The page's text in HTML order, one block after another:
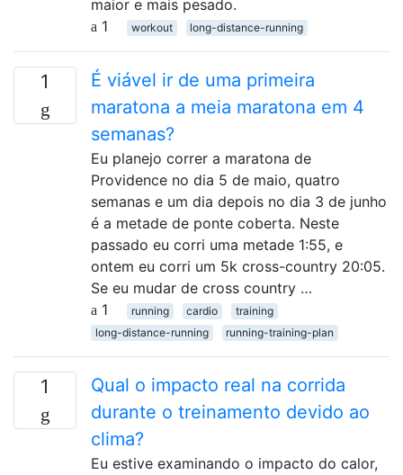
maior e mais pesado.
1
workout long-distance-running
1
É viável ir de uma primeira
maratona a meia maratona em 4
semanas?
Eu planejo correr a maratona de
Providence no dia 5 de maio, quatro
semanas e um dia depois no dia 3 de junho
é a metade de ponte coberta. Neste
passado eu corri uma metade 1:55, e
ontem eu corri um 5k cross-country 20:05.
Se eu mudar de cross country …
1
running cardio
training
long-distance-running
running-training-plan
1
Qual o impacto real na corrida
durante o treinamento devido ao
clima?
Eu estive examinando o impacto do calor,